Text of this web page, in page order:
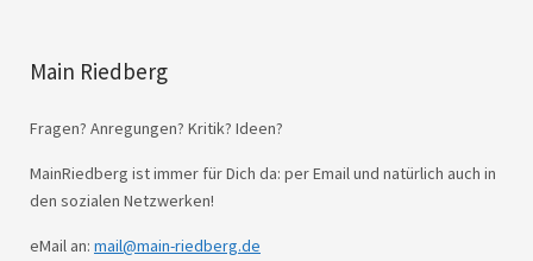
Main Riedberg
Fragen? Anregungen? Kritik? Ideen?
MainRiedberg ist immer für Dich da: per Email und natürlich auch in
den sozialen Netzwerken!
eMail an: mail@main-riedberg.de